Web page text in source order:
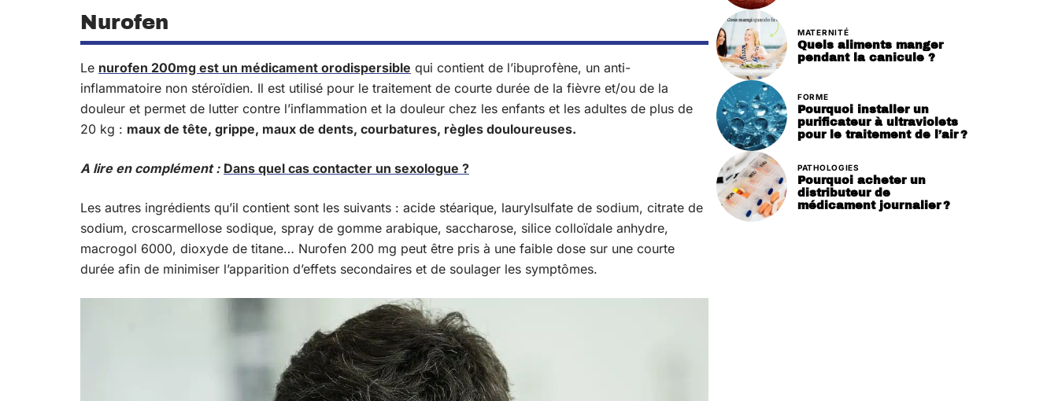
Nurofen
Le nurofen 200mg est un médicament orodispersible qui contient de l’ibuprofène, un anti-
inflammatoire non stéroïdien. Il est utilisé pour le traitement de courte durée de la fièvre et/ou de la
douleur et permet de lutter contre l’inflammation et la douleur chez les enfants et les adultes de plus de
20 kg : maux de tête, grippe, maux de dents, courbatures, règles douloureuses.
A lire en complément : Dans quel cas contacter un sexologue ?
Les autres ingrédients qu’il contient sont les suivants : acide stéarique, laurylsulfate de sodium, citrate de
sodium, croscarmellose sodique, spray de gomme arabique, saccharose, silice colloïdale anhydre,
macrogol 6000, dioxyde de titane… Nurofen 200 mg peut être pris à une faible dose sur une courte
durée afin de minimiser l’apparition d’effets secondaires et de soulager les symptômes.
MATERNITÉ
Quels aliments manger
pendant la canicule ?
FORME
Pourquoi installer un
purificateur à ultraviolets
pour le traitement de l’air ?
PATHOLOGIES
Pourquoi acheter un
distributeur de
médicament journalier ?